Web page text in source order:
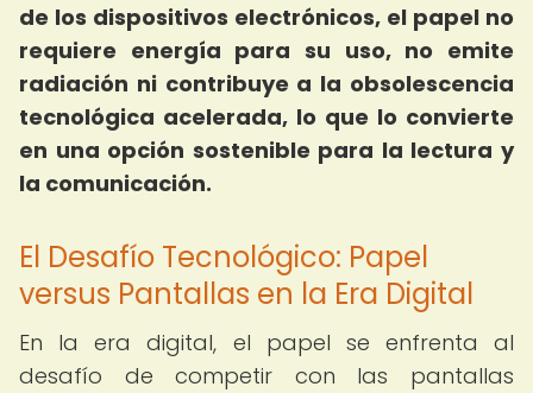
de los dispositivos electrónicos, el papel no
requiere energía para su uso, no emite
radiación ni contribuye a la obsolescencia
tecnológica acelerada, lo que lo convierte
en una opción sostenible para la lectura y
la comunicación.
El Desafío Tecnológico: Papel
versus Pantallas en la Era Digital
En la era digital, el papel se enfrenta al
desafío de competir con las pantallas